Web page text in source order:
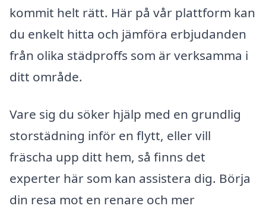
kommit helt rätt. Här på vår plattform kan
du enkelt hitta och jämföra erbjudanden
från olika städproffs som är verksamma i
ditt område.
Vare sig du söker hjälp med en grundlig
storstädning inför en flytt, eller vill
fräscha upp ditt hem, så finns det
experter här som kan assistera dig. Börja
din resa mot en renare och mer